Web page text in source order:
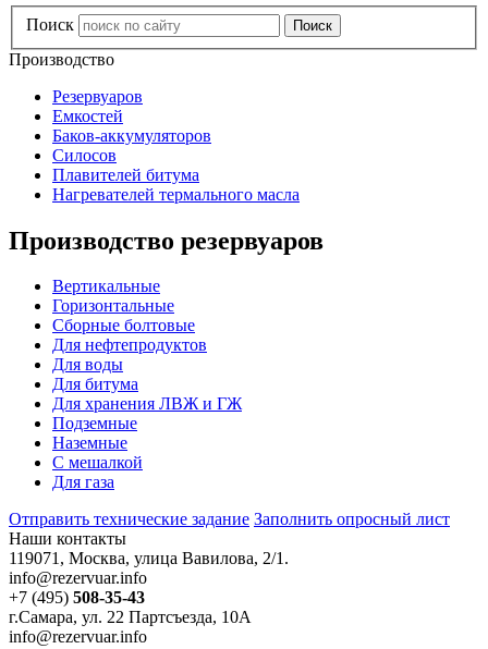
Поиск
Производство
Резервуаров
Емкостей
Баков-аккумуляторов
Силосов
Плавителей битума
Нагревателей термального масла
Производство резервуаров
Вертикальные
Горизонтальные
Сборные болтовые
Для нефтепродуктов
Для воды
Для битума
Для хранения ЛВЖ и ГЖ
Подземные
Наземные
С мешалкой
Для газа
Отправить технические задание Заполнить опросный лист
Наши контакты
119071, Москва, улица Вавилова, 2/1.
info@rezervuar.info
+7 (495) 508-35-43
г.Самара, ул. 22 Партсъезда, 10А
info@rezervuar.info